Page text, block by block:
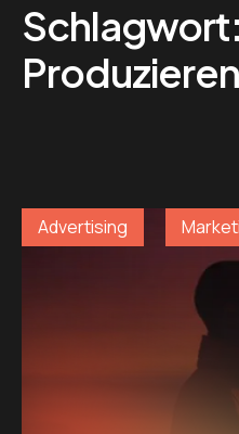
Schlagwort:
Produzieren
Advertising